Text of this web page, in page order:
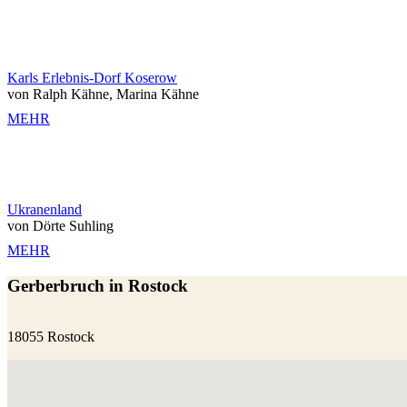
Karls Erlebnis-Dorf Koserow
von Ralph Kähne, Marina Kähne
MEHR
Ukranenland
von Dörte Suhling
MEHR
Gerberbruch in Rostock
18055 Rostock